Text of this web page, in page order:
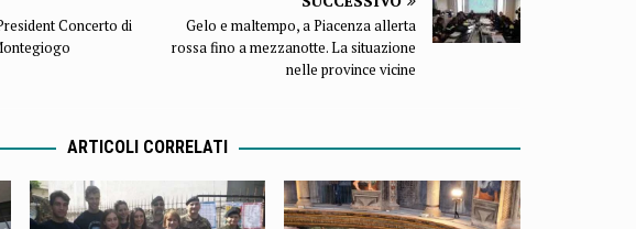
Concerto di
Gelo e maltempo, a Piacenza allerta
rossa fino a mezzanotte. La situazione
nelle province vicine
ARTICOLI CORRELATI